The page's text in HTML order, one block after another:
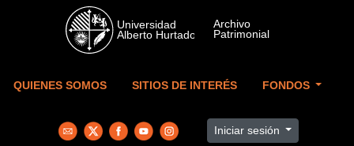
Skip to main content
QUIENES SOMOS SITIOS DE INTERÉS FONDOS
Iniciar sesión